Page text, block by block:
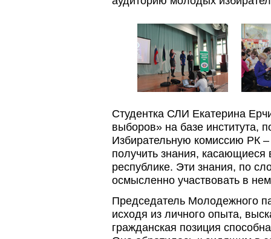
Студентка СЛИ Екатерина
выборов» на базе института,
Избирательную комиссию РК
получить знания, касающиеся
республике. Эти знания, по
осмысленно участвовать в
Председатель Молодежного
исходя из личного опыта,
гражданская позиция